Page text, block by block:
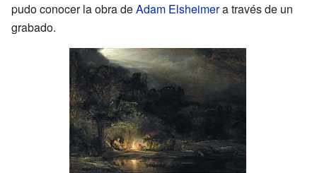
pudo conocer la obra deAdam Elsheimera través de un
grabado.